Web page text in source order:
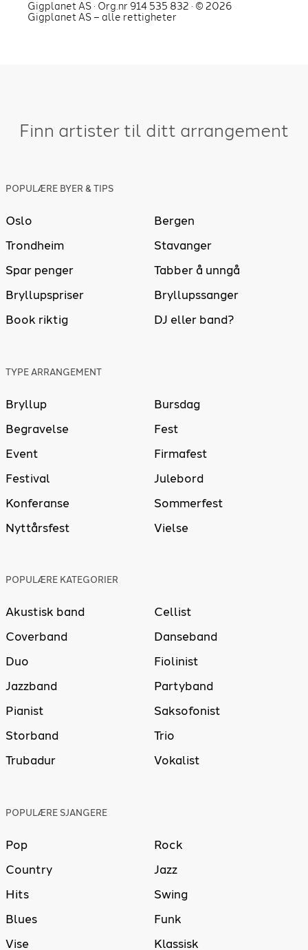
Gigplanet AS · Org.nr 914 535 832 · © 2026
Gigplanet AS – alle rettigheter
Finn artister til ditt arrangement
POPULÆRE BYER & TIPS
Oslo
Bergen
Trondheim
Stavanger
Spar penger
Tabber å unngå
Bryllupspriser
Bryllupssanger
Book riktig
DJ eller band?
TYPE ARRANGEMENT
Bryllup
Bursdag
Begravelse
Fest
Event
Firmafest
Festival
Julebord
Konferanse
Sommerfest
Nyttårsfest
Vielse
POPULÆRE KATEGORIER
Akustisk band
Cellist
Coverband
Danseband
Duo
Fiolinist
Jazzband
Partyband
Pianist
Saksofonist
Storband
Trio
Trubadur
Vokalist
POPULÆRE SJANGERE
Pop
Rock
Country
Jazz
Hits
Swing
Blues
Funk
Vise
Klassisk